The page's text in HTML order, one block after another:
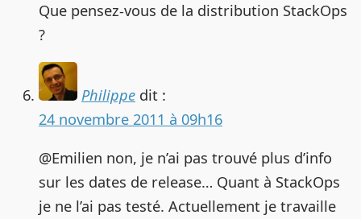
Que pensez-vous de la distribution StackOps
?
Philippe dit :
24 novembre 2011 à 09h16
@Emilien non, je n’ai pas trouvé plus d’info
sur les dates de release… Quant à StackOps
je ne l’ai pas testé. Actuellement je travaille